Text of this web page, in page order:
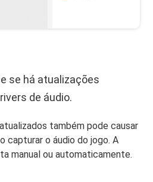
se há atualizações
de áudio.
também pode causar
capturar o áudio do jogo. A
manual ou automaticamente.